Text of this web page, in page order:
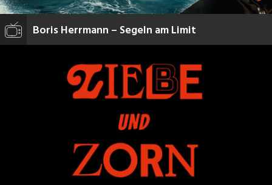
Boris Herrmann – Segeln am Limit